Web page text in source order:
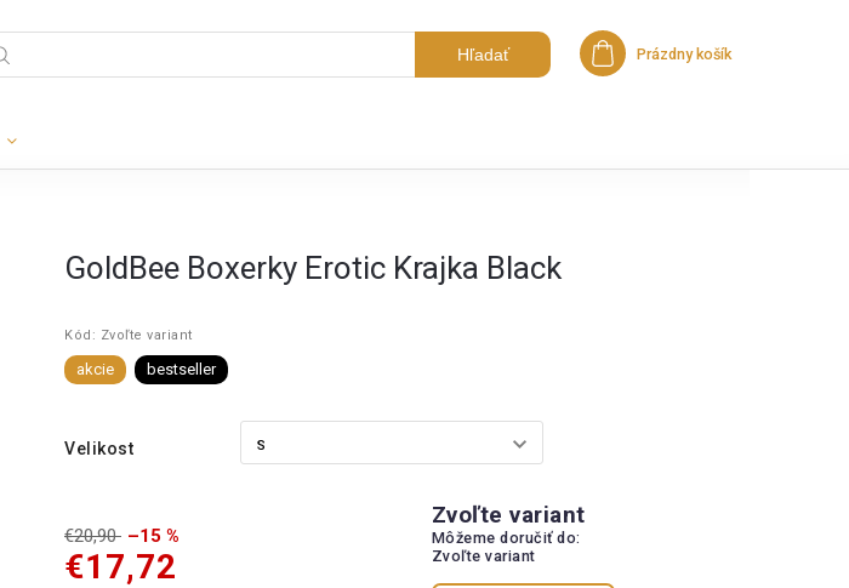
Hľadať Nákupný košík
Prázdny košík
GoldBee Boxerky Erotic Krajka Black
Kód: Zvoľte variant
akcie bestseller
Velikost
€20,90 –15 %
€17,72
Zvoľte variant
Môžeme doručiť do:
Zvoľte variant